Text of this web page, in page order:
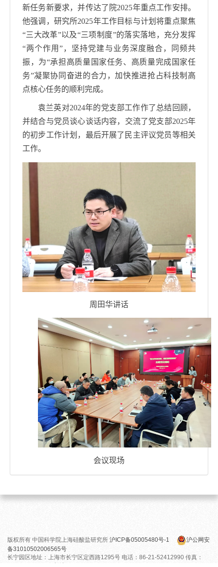
新任务新要求，并传达了院2025年重点工作安排。
他强调，研究所2025年工作目标与计划将重点聚焦
“三大改革”以及“三项制度”的落实落地，充分发挥
“两个作用”，坚持党建与业务深度融合，同频共
振，为“承担高质量国家任务、高质量完成国家任
务”凝聚协同奋进的合力，加快推进抢占科技制高
点核心任务的顺利完成。
袁兰英对2024年的党支部工作作了总结回顾，
并结合与党员谈心谈话内容，交流了党支部2025年
的初步工作计划，最后开展了民主评议党员等相关
工作。
周田华讲话
会议现场
版权所有 中国科学院上海硅酸盐研究所 沪ICP备05005480号-1
沪公网安
备31010502006565号
长宁园区地址：上海市长宁区定西路1295号 电话：86-21-52412990 传真：